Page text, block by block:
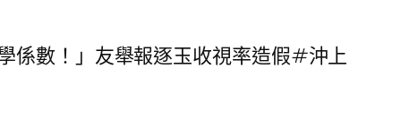
係數！」友舉報逐玉收視率造假#沖上